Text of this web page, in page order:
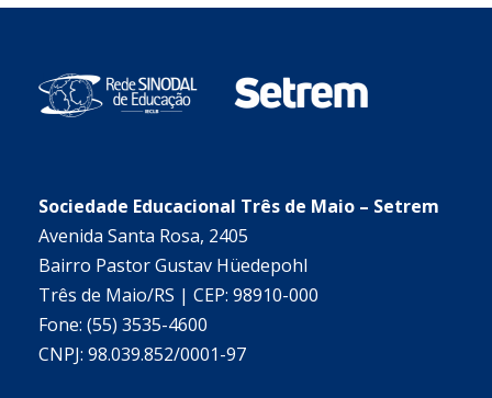
Sociedade Educacional Três de Maio – Setrem
Avenida Santa Rosa, 2405
Bairro Pastor Gustav Hüedepohl
Três de Maio/RS | CEP: 98910-000
Fone: (55) 3535-4600
CNPJ: 98.039.852/0001-97